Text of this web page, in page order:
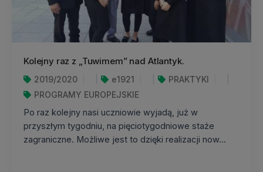
Kolejny raz z „Tuwimem” nad Atlantyk.
2019/2020 e1921
PRAKTYKI
PROGRAMY EUROPEJSKIE
Po raz kolejny nasi uczniowie wyjadą, już w
przyszłym tygodniu, na pięciotygodniowe staże
zagraniczne. Możliwe jest to dzięki realizacji now...